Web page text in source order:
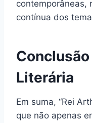
contemporâneas,
contínua dos
Literária
Em suma, “Rei
que não apenas